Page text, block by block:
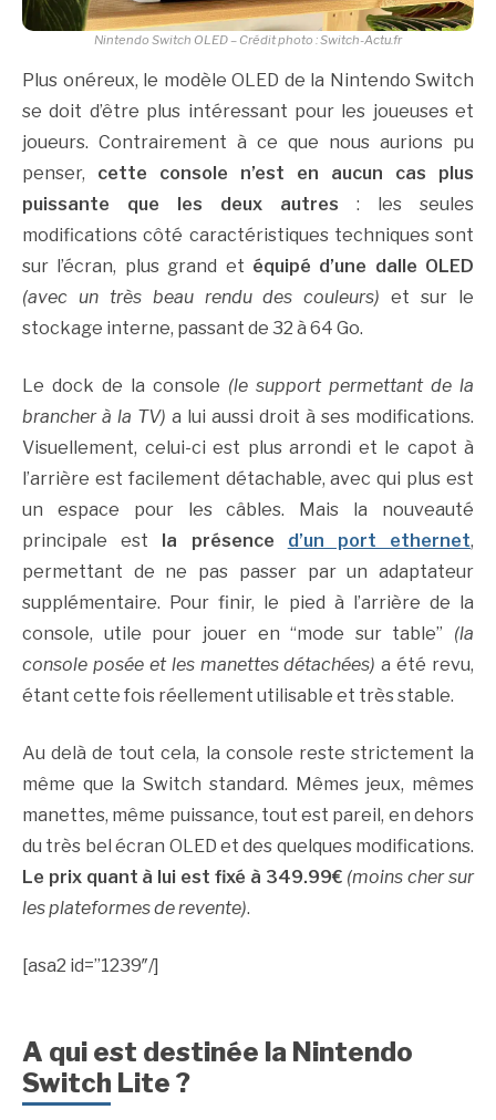
Nintendo Switch OLED – Crédit photo : Switch-Actu.fr
Plus onéreux, le modèle OLED de la Nintendo Switch
se doit d’être plus intéressant pour les joueuses et
joueurs. Contrairement à ce que nous aurions pu
penser, cette console n’est en aucun cas plus
puissante que les deux autres : les seules
modifications côté caractéristiques techniques sont
sur l’écran, plus grand et équipé d’une dalle OLED
(avec un très beau rendu des couleurs) et sur le
stockage interne, passant de 32 à 64 Go.
Le dock de la console (le support permettant de la
brancher à la TV) a lui aussi droit à ses modifications.
Visuellement, celui-ci est plus arrondi et le capot à
l’arrière est facilement détachable, avec qui plus est
un espace pour les câbles. Mais la nouveauté
principale est la présence d’un port ethernet,
permettant de ne pas passer par un adaptateur
supplémentaire. Pour finir, le pied à l’arrière de la
console, utile pour jouer en “mode sur table” (la
console posée et les manettes détachées)a été revu,
étant cette fois réellement utilisable et très stable.
Au delà de tout cela, la console reste strictement la
même que la Switch standard. Mêmes jeux, mêmes
manettes, même puissance, tout est pareil, en dehors
du très bel écran OLED et des quelques modifications.
Le prix quant à lui est fixé à 349.99€ (moins cher sur
les plateformes de revente).
[asa2 id=”1239″/]
A qui est destinée la Nintendo
Switch Lite ?